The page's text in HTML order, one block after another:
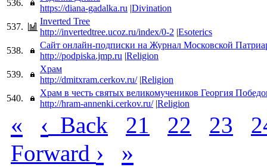
536.
https://diana-gadalka.ru |Divination
537.
Inverted Tree
http://invertedtree.ucoz.ru/index/0-2 |Esoterics
538.
Сайт онлайн-подписки на Журнал Московской
http://podpiska.jmp.ru |Religion
539.
Храм
http://dmitxram.cerkov.ru/ |Religion
540.
Храм в честь святых великомучеников Георгия
http://hram-annenki.cerkov.ru/ |Religion
« ‹ Back 21 22 23
Forward › »